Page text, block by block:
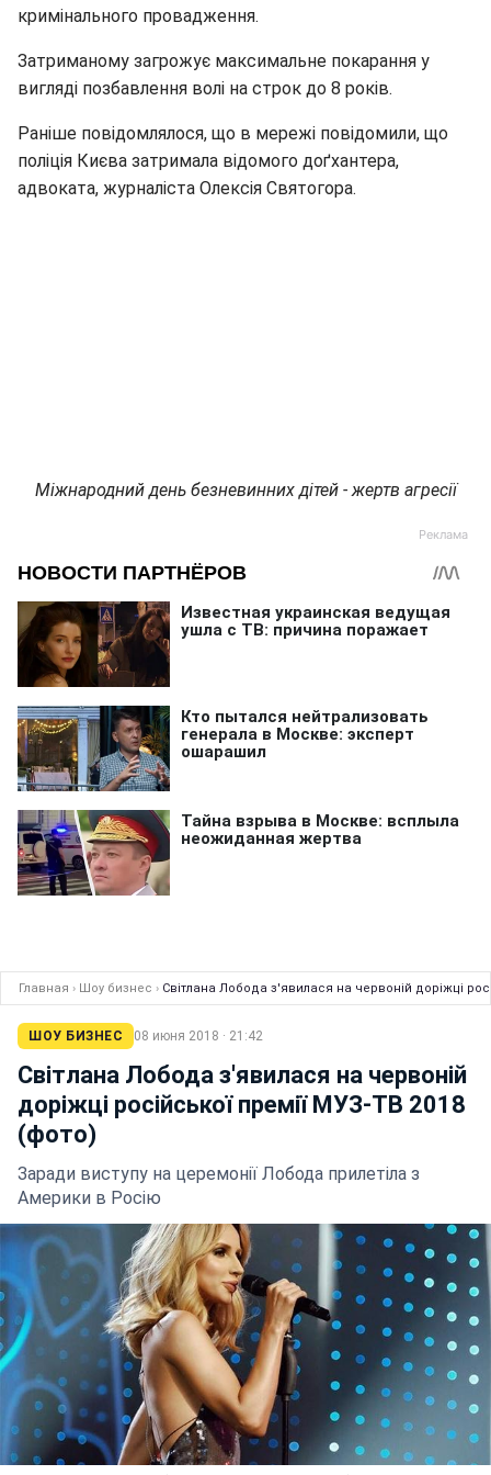
кримінального провадження.
Затриманому загрожує максимальне покарання у
вигляді позбавлення волі на строк до 8 років.
Раніше повідомлялося, що в мережі повідомили, що
поліція Києва затримала відомого доґхантера,
адвоката, журналіста Олексія Святогора.
Міжнародний день безневинних дітей - жертв агресії
Главная › Шоу бизнес › Світлана Лобода з'явилася на червоній доріжці
ШОУ БИЗНЕС 08 июня 2018 · 21:42
Світлана Лобода з'явилася на червоній
доріжці російської премії МУЗ-ТВ 2018
(фото)
Заради виступу на церемонії Лобода прилетіла з
Америки в Росію